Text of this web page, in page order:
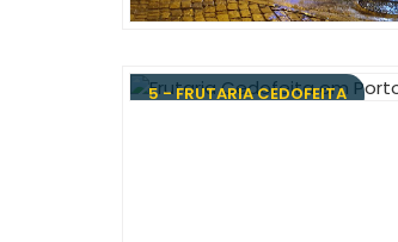
5 - FRUTARIA CEDOFEITA